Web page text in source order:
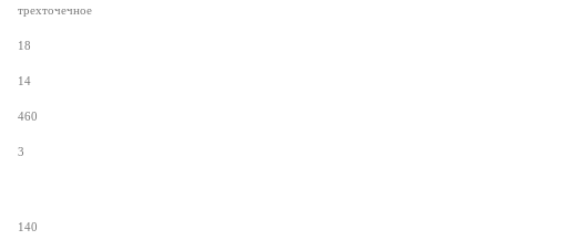
трехточечное
18
14
460
3
140